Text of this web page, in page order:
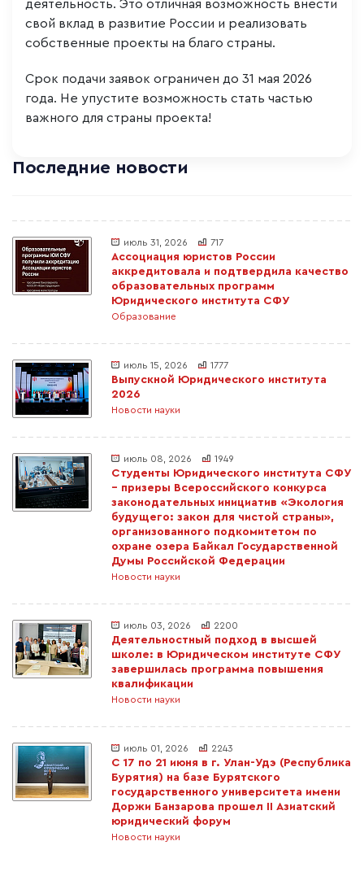
деятельность. Это отличная возможность внести
свой вклад в развитие России и реализовать
собственные проекты на благо страны.
Срок подачи заявок ограничен до 31 мая 2026
года. Не упустите возможность стать частью
важного для страны проекта!
Последние новости
июль 31, 2026 717
Ассоциация юристов России
аккредитовала и подтвердила качество
образовательных программ
Юридического института СФУ
Образование
июль 15, 2026 1777
Выпускной Юридического института
2026
Новости науки
июль 08, 2026 1949
Студенты Юридического института СФУ
– призеры Всероссийского конкурса
законодательных инициатив «Экология
будущего: закон для чистой страны»,
организованного подкомитетом по
охране озера Байкал Государственной
Думы Российской Федерации
Новости науки
июль 03, 2026 2200
Деятельностный подход в высшей
школе: в Юридическом институте СФУ
завершилась программа повышения
квалификации
Новости науки
июль 01, 2026 2243
С 17 по 21 июня в г. Улан-Удэ (Республика
Бурятия) на базе Бурятского
государственного университета имени
Доржи Банзарова прошел II Азиатский
юридический форум
Новости науки